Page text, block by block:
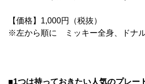
【価格】1,000円（税抜）
※左から順に ミッキー全身、ドナ
■1つは持っておきたい人気のプレー